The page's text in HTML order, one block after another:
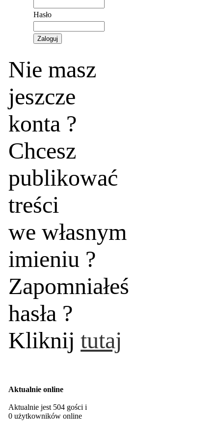
Hasło
Nie masz
jeszcze
konta ?
Chcesz
publikować
treści
we własnym
imieniu ?
Zapomniałeś
hasła ?
Kliknij tutaj
Aktualnie online
Aktualnie jest 504 gości i
0 użytkowników online